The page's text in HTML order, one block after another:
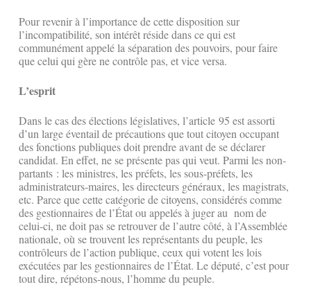
Pour revenir à l’importance de cette disposition sur
l’incompatibilité, son intérêt réside dans ce qui est
communément appelé la séparation des pouvoirs, pour faire
que celui qui gère ne contrôle pas, et vice versa.
L’esprit
Dans le cas des élections législatives, l’article 95 est assorti
d’un large éventail de précautions que tout citoyen occupant
des fonctions publiques doit prendre avant de se déclarer
candidat. En effet, ne se présente pas qui veut. Parmi les non-
partants : les ministres, les préfets, les sous-préfets, les
administrateurs-maires, les directeurs généraux, les magistrats,
etc. Parce que cette catégorie de citoyens, considérés comme
des gestionnaires de l’État ou appelés à juger au nom de
celui-ci, ne doit pas se retrouver de l’autre côté, à l’Assemblée
nationale, où se trouvent les représentants du peuple, les
contrôleurs de l’action publique, ceux qui votent les lois
exécutées par les gestionnaires de l’État. Le député, c’est pour
tout dire, répétons-nous, l’homme du peuple.